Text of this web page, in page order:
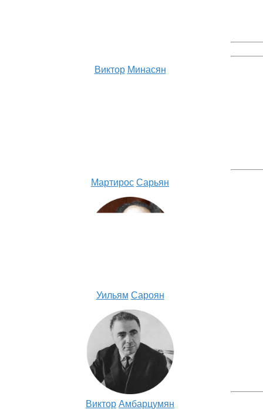
Виктор Минасян
Мартирос Сарьян
Уильям Сароян
Виктор Амбарцумян